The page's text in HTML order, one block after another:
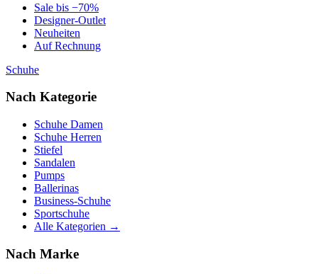
Sale bis −70%
Designer-Outlet
Neuheiten
Auf Rechnung
Schuhe
Nach Kategorie
Schuhe Damen
Schuhe Herren
Stiefel
Sandalen
Pumps
Ballerinas
Business-Schuhe
Sportschuhe
Alle Kategorien →
Nach Marke